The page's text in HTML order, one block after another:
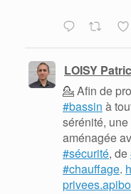
LOISY
💁 Afin de
#bassin à
sérénité, une
aménagée
#sécurité, de
#chauffage.